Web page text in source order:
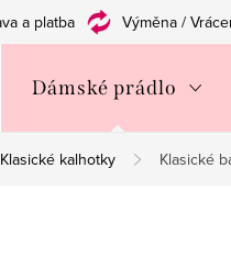
a platba Výměna /
Dámské prádlo
Klasické kalhotky Klasické